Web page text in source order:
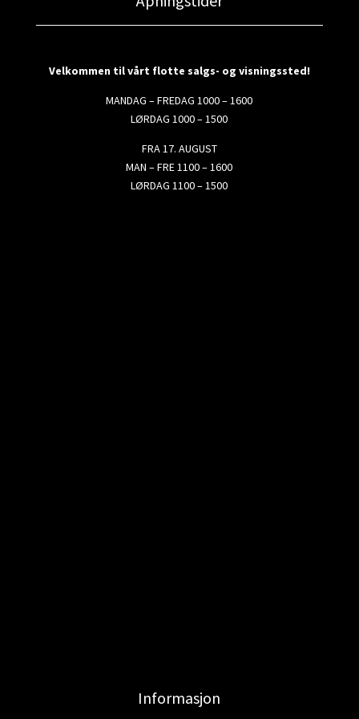
Velkommen til vårt flotte salgs- og visningssted!
MANDAG – FREDAG 1000 – 1600
LØRDAG 1000 – 1500
FRA 17. AUGUST
MAN – FRE 1100 – 1600
LØRDAG 1100 – 1500
Informasjon